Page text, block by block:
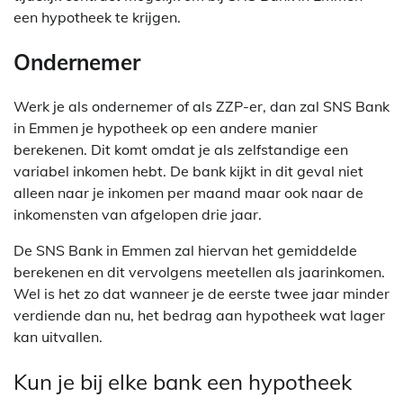
een hypotheek te krijgen.
Ondernemer
Werk je als ondernemer of als ZZP-er, dan zal SNS Bank
in Emmen je hypotheek op een andere manier
berekenen. Dit komt omdat je als zelfstandige een
variabel inkomen hebt. De bank kijkt in dit geval niet
alleen naar je inkomen per maand maar ook naar de
inkomensten van afgelopen drie jaar.
De SNS Bank in Emmen zal hiervan het gemiddelde
berekenen en dit vervolgens meetellen als jaarinkomen.
Wel is het zo dat wanneer je de eerste twee jaar minder
verdiende dan nu, het bedrag aan hypotheek wat lager
kan uitvallen.
Kun je bij elke bank een hypotheek